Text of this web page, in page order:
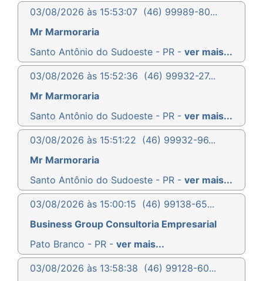
03/08/2026 às 15:53:07 (46) 99989-80...
Mr Marmoraria
Santo Antônio do Sudoeste - PR - ver mais...
03/08/2026 às 15:52:36 (46) 99932-27...
Mr Marmoraria
Santo Antônio do Sudoeste - PR - ver mais...
03/08/2026 às 15:51:22 (46) 99932-96...
Mr Marmoraria
Santo Antônio do Sudoeste - PR - ver mais...
03/08/2026 às 15:00:15 (46) 99138-65...
Business Group Consultoria Empresarial
Pato Branco - PR - ver mais...
03/08/2026 às 13:58:38 (46) 99128-60...